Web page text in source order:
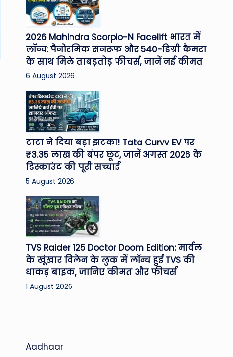
2026 Mahindra Scorpio-N Facelift भारत में
लॉन्च: पैनोरमिक सनरूफ और 540-डिग्री कैमरा
के साथ मिले ताबड़तोड़ फीचर्स, जानें नई कीमत
6 August 2026
टाटा ने दिया बड़ा झटका! Tata Curvv EV पर
₹3.35 लाख की बंपर छूट, जानें अगस्त 2026 के
डिस्काउंट की पूरी सच्चाई
5 August 2026
TVS Raider 125 Doctor Doom Edition: मार्वल
के खूंखार विलेन के लुक में लॉन्च हुई TVS की
धाकड़ बाइक, जानिए कीमत और फीचर्स
1 August 2026
Aadhaar